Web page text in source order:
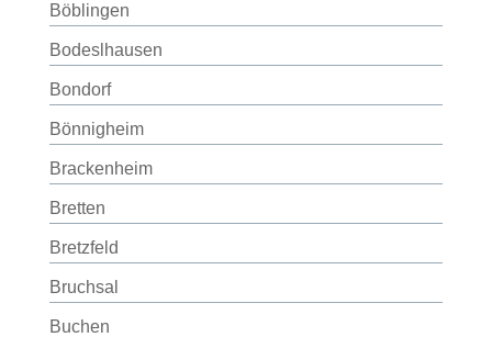
Böblingen
Bodeslhausen
Bondorf
Bönnigheim
Brackenheim
Bretten
Bretzfeld
Bruchsal
Buchen